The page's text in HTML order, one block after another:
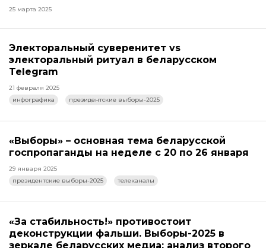
25 марта 2025
Электоральный суверенитет vs
электоральный ритуал в беларусском
Telegram
21 февраля 2025
инфографика
президентские выборы-2025
«Выборы» – основная тема беларусской
госпропаганды на неделе с 20 по 26 января
29 января 2025
президентские выборы-2025
телеканалы
«За стабильность!» противостоит
деконструкции фальши. Выборы-2025 в
зеркале беларусских медиа: анализ второго